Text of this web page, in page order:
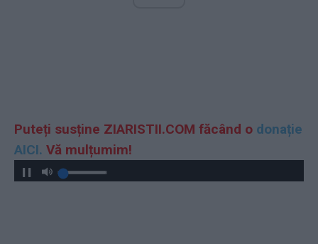
Puteți susține ZIARISTII.COM făcând o donație
AICI. Vă mulțumim!